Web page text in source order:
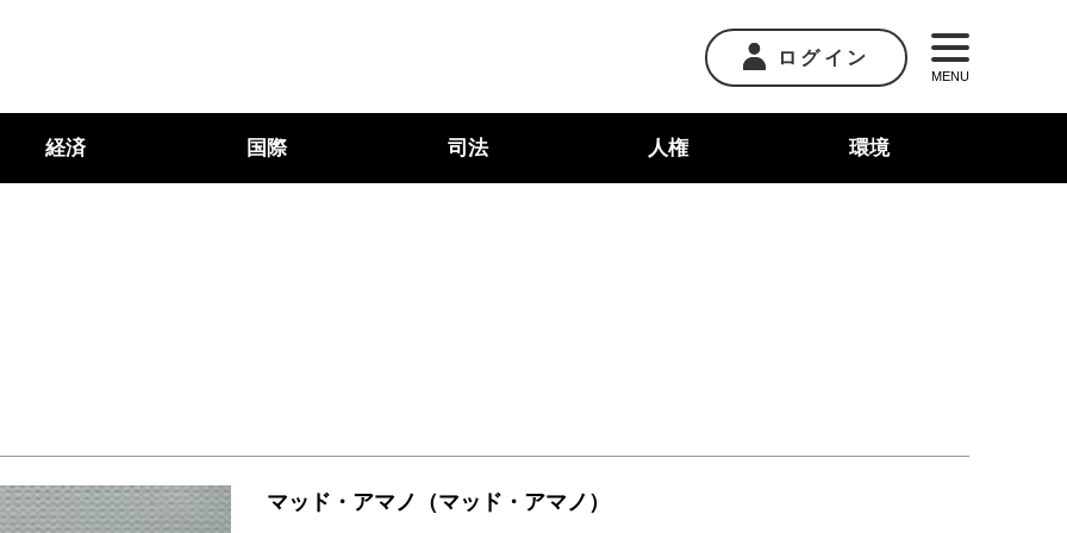
ログイン
MENU
経済 国際 司法 人権 環境
マッド・アマノ（マッド・アマノ）